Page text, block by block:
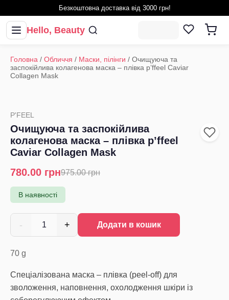
Безкоштовна доставка від 3000 грн!
Hello, Beauty
Головна / Обличчя / Маски, пілінги / Очищуюча та
заспокійлива колагенова маска – плівка p’ffeel Caviar
Collagen Mask
P'FEEL
Очищуюча та заспокійлива
колагенова маска – плівка p’ffeel
Caviar Collagen Mask
780.00 грн975.00грн
В наявності
- 1 + Додати в кошик
70 g
Спеціалізована маска – плівка (peel-off) для
зволоження, наповнення, охолодження шкіри із